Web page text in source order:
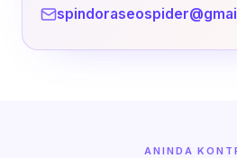
ANINDA